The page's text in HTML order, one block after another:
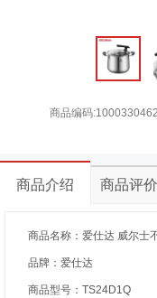
商品编码:1000330462
商品介绍 商品评价
商品名称：爱仕达 威尔士
品牌：爱仕达
商品型号：TS24D1Q